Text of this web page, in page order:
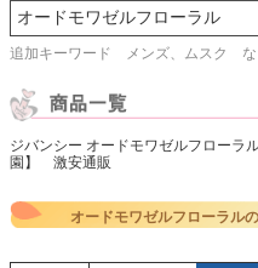
追加キーワード メンズ、ムスク な
ジバンシー オードモワゼルフローラ
園】 激安通販
オードモワゼルフローラル